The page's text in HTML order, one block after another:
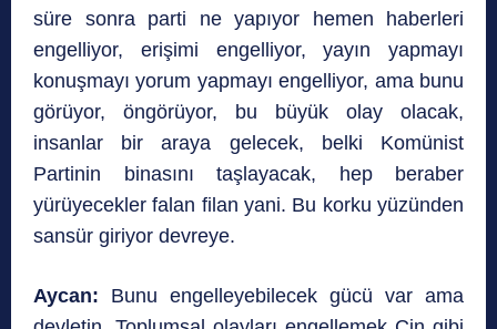
süre sonra parti ne yapıyor hemen haberleri
engelliyor, erişimi engelliyor, yayın yapmayı
konuşmayı yorum yapmayı engelliyor, ama bunu
görüyor, öngörüyor, bu büyük olay olacak,
insanlar bir araya gelecek, belki Komünist
Partinin binasını taşlayacak, hep beraber
yürüyecekler falan filan yani. Bu korku yüzünden
sansür giriyor devreye.
Aycan: Bunu engelleyebilecek gücü var ama